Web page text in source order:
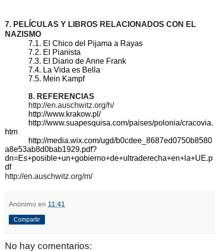
7. PELÍCULAS Y LIBROS RELACIONADOS CON EL
NAZISMO
7.1. El Chico del Pijama a Rayas
7.2. El Pianista
7.3. El Diario de Anne Frank
7.4. La Vida es Bella
7.5. Mein Kampf
8. REFERENCIAS
http://en.auschwitz.org/h/
http://www.krakow.pl/
http://www.suapesquisa.com/paises/polonia/cracovia.
htm
http://media.wix.com/ugd/b0cdee_8687ed0750b8580
a8e53ab8d0bab1929.pdf?
dn=Es+posible+un+gobierno+de+ultraderecha+en+la+UE.p
df
http://en.auschwitz.org/m/
Anónimo en 11:41
Compartir
No hay comentarios: